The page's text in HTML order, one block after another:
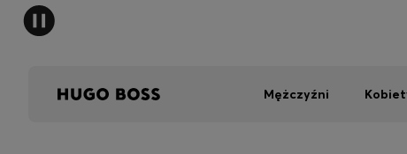
Mężczyźni